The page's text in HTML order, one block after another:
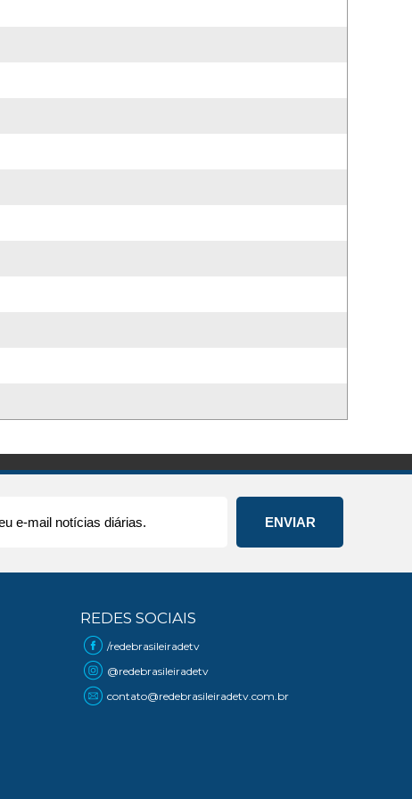
REDES SOCIAIS
/redebrasileiradetv
@redebrasileiradetv
contato@redebrasileiradetv.com.br